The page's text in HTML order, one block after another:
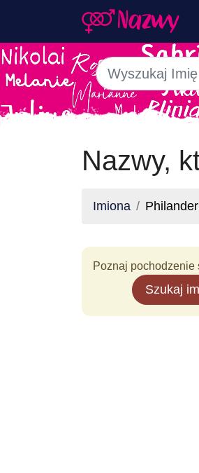
Nazwy,
Imiona Philander
Poznaj pochodzenie
Szukaj